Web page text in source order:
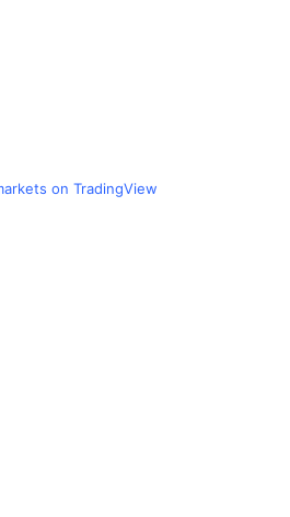
on TradingView